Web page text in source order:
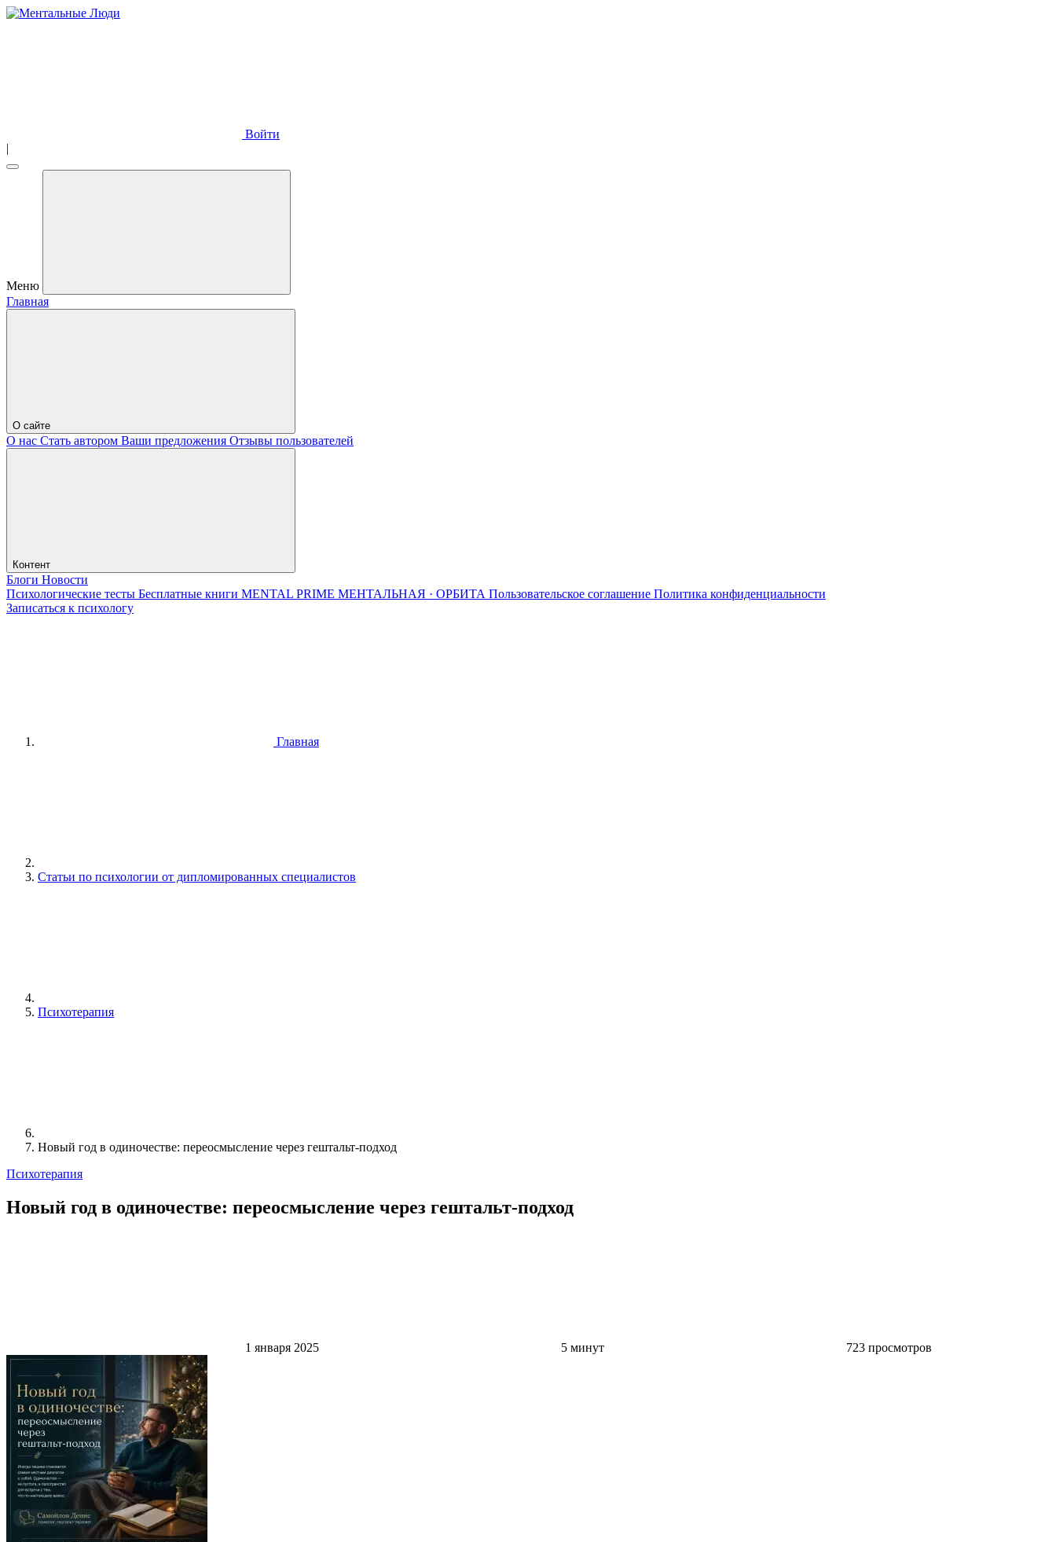
Войти
|
Меню
Главная
О сайте
О нас Стать автором Ваши предложения Отзывы пользователей
Контент
Блоги Новости
Психологические тесты Бесплатные книги MENTAL PRIME МЕНТАЛЬНАЯ · ОРБИТА Пользовательское соглашение Политика конфиденциальности
Записаться к психологу
Главная
Статьи по психологии от дипломированных специалистов
Психотерапия
Новый год в одиночестве: переосмысление через гештальт-подход
Психотерапия
Новый год в одиночестве: переосмысление через гештальт-подход
1 января 2025 5 минут 723 просмотров